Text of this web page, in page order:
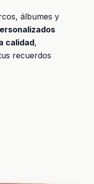
álbumes y
calidad,
recuerdos